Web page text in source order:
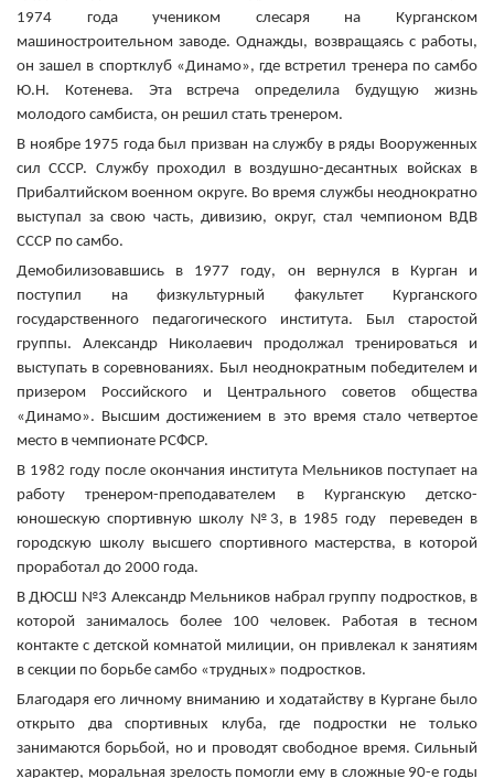
1974 года учеником слесаря на Курганском
машиностроительном заводе.Однажды, возвращаясь с работы,
он зашел в спортклуб «Динамо», где встретил тренера по самбо
Ю.Н. Котенева. Эта встреча определила будущую жизнь
молодого самбиста, он решил стать тренером.
В ноябре 1975 года был призван на службу в ряды Вооруженных
сил СССР. Службу проходил в воздушно-десантных войсках в
Прибалтийском военном округе. Во время службы неоднократно
выступал за свою часть, дивизию, округ, стал чемпионом ВДВ
СССР по самбо.
Демобилизовавшись в 1977 году, он вернулся в Курган и
поступил на физкультурный факультет Курганского
государственного педагогического института. Был старостой
группы. Александр Николаевич продолжал тренироваться и
выступать в соревнованиях. Был неоднократным победителем и
призером Российского и Центрального советов общества
«Динамо». Высшим достижением в это время стало четвертое
место в чемпионате РСФСР.
В 1982 году после окончания института Мельников поступает на
работу тренером-преподавателем в Курганскую детско-
юношескую спортивную школу №3, в 1985 году переведен в
городскую школу высшего спортивного мастерства, в которой
проработал до 2000 года.
В ДЮСШ №3 Александр Мельников набрал группу подростков, в
которой занималось более 100 человек. Работая в тесном
контакте с детской комнатой милиции, он привлекал к занятиям
в секции по борьбе самбо «трудных» подростков.
Благодаря его личному вниманию и ходатайству в Кургане было
открыто два спортивных клуба, где подростки не только
занимаются борьбой, но и проводят свободное время. Сильный
характер, моральная зрелость помогли ему в сложные 90-е годы